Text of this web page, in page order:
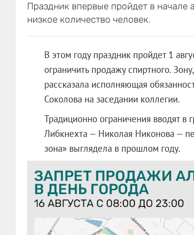
Праздник впервые пройдет в начале
низкое количество человек.
В этом году праздник пройдет 1
ограничить продажу спиртного.
рассказала исполняющая
Соколова на заседании коллегии.
Традиционно ограничения вводят
Либкнехта — Николая Никонова —
зона» выглядела в прошлом году.